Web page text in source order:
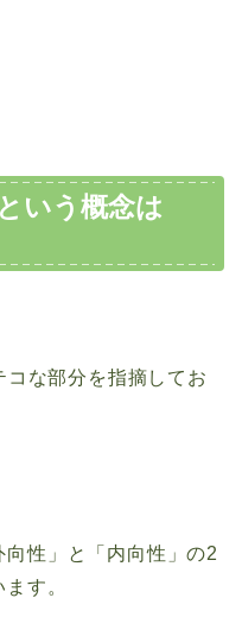
いう概念は
な部分を指摘してお
向性」と「内向性」の2
す。